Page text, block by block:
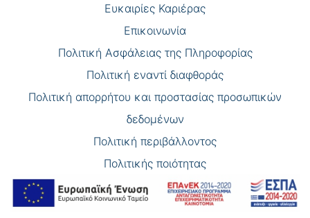
Eυκαιρίες Καριέρας
Επικοινωνία
Πολιτική Ασφάλειας της Πληροφορίας
Πολιτική εναντί διαφθοράς
Πολιτική απορρήτου και προστασίας προσωπικών
δεδομένων
Πολιτική περιβάλλοντος
Πολιτικής ποιότητας